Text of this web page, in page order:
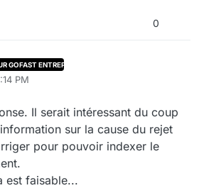
0
GOFAST ENTREPRISE
PM
Il serait intéressant du coup
sur la cause du rejet
pour pouvoir indexer le
est faisable...